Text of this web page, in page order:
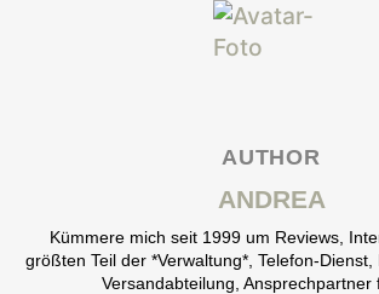
AUTHOR
ANDREA
Kümmere mich seit 1999 um Reviews,
größten Teil der *Verwaltung*, Telefon-Dienst,
Versandabteilung, Ansprechpartner